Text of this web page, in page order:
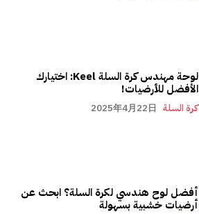
لوحة مهندس كرة السلة Keel: اختيارك
الأفضل للأرضيات!
كرة السلة 2025年4月22日
أفضل لوح هندسي لكرة السلة؟ ابحث عن
أرضيات خشبية بسهولة